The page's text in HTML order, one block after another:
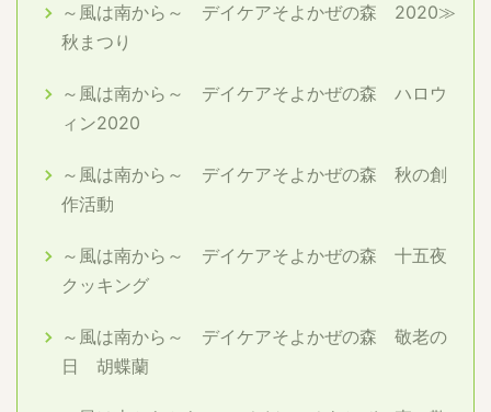
～風は南から～ デイケアそよかぜの森 2020≫
秋まつり
～風は南から～ デイケアそよかぜの森 ハロウ
ィン2020
～風は南から～ デイケアそよかぜの森 秋の創
作活動
～風は南から～ デイケアそよかぜの森 十五夜
クッキング
～風は南から～ デイケアそよかぜの森 敬老の
日 胡蝶蘭